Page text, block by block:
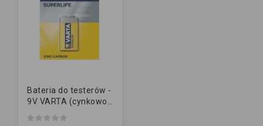
Bateria do testerów -
9V VARTA (cynkowo-